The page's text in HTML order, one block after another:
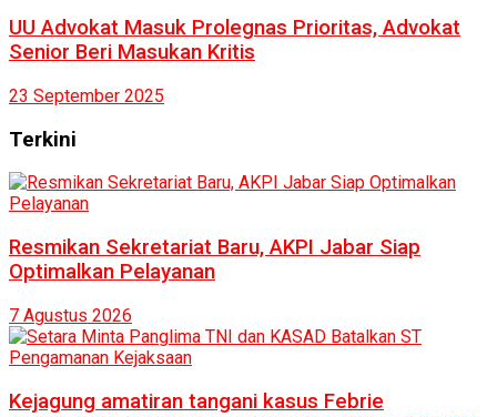
UU Advokat Masuk Prolegnas Prioritas, Advokat
Senior Beri Masukan Kritis
23 September 2025
Terkini
Resmikan Sekretariat Baru, AKPI Jabar Siap
Optimalkan Pelayanan
7 Agustus 2026
Kejagung amatiran tangani kasus Febrie